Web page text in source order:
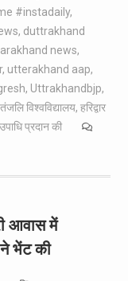
#instadaily,
, duttrakhand
news,
, utterakhand aap,
, Uttrakhandbjp,
विश्वविद्यालय, हरिद्वार
प्रदान की
आवास में
भेंट की